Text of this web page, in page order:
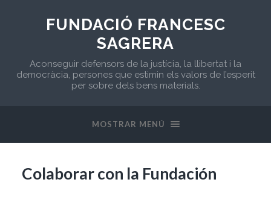
FUNDACIÓ FRANCESC
SAGRERA
Aconseguir defensors de la justícia, la llibertat i la
democràcia, persones que estimin els valors de l’esperit
per sobre dels bens materials.
MOSTRAR MENÚ
Colaborar con la Fundación